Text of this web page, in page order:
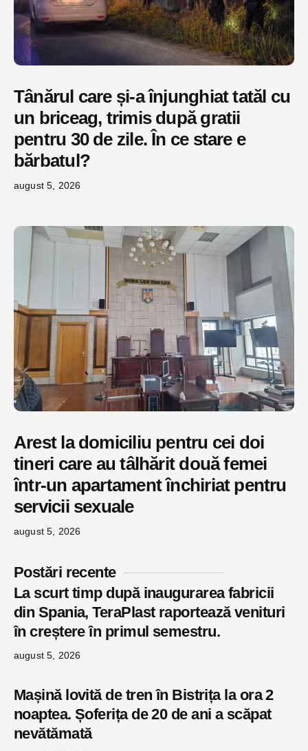
Tânărul care și-a înjunghiat tatăl cu
un briceag, trimis după gratii
pentru 30 de zile. În ce stare e
bărbatul?
august 5, 2026
Arest la domiciliu pentru cei doi
tineri care au tâlhărit două femei
într-un apartament închiriat pentru
servicii sexuale
august 5, 2026
Postări recente
La scurt timp după inaugurarea fabricii
din Spania, TeraPlast raportează venituri
în creștere în primul semestru.
august 5, 2026
Mașină lovită de tren în Bistrița la ora 2
noaptea. Șoferița de 20 de ani a scăpat
nevătămată